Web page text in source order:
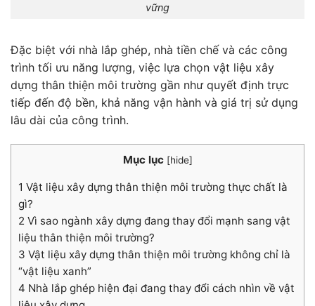
vững
Đặc biệt với nhà lắp ghép, nhà tiền chế và các công
trình tối ưu năng lượng, việc lựa chọn vật liệu xây
dựng thân thiện môi trường gần như quyết định trực
tiếp đến độ bền, khả năng vận hành và giá trị sử dụng
lâu dài của công trình.
Mục lục [hide]
1 Vật liệu xây dựng thân thiện môi trường thực chất là
gì?
2 Vì sao ngành xây dựng đang thay đổi mạnh sang vật
liệu thân thiện môi trường?
3 Vật liệu xây dựng thân thiện môi trường không chỉ là
“vật liệu xanh”
4 Nhà lắp ghép hiện đại đang thay đổi cách nhìn về vật